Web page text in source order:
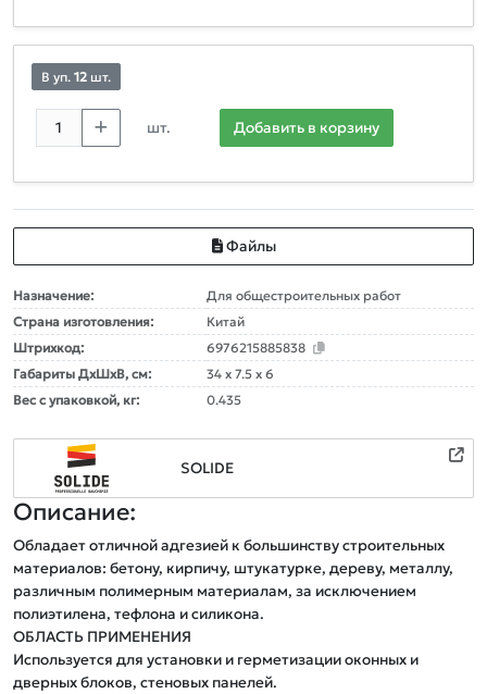
В уп. 12 шт.
шт. Добавить в корзину
Файлы
Назначение:
Для общестроительных работ
Страна изготовления:
Китай
Штрихкод:
6976215885838
Габариты ДxШxВ, см:
34 x 7.5 x 6
Вес с упаковкой, кг:
0.435
SOLIDE
Описание:
Обладает отличной адгезией к большинству строительных
материалов: бетону, кирпичу, штукатурке, дереву, металлу,
различным полимерным материалам, за исключением
полиэтилена, тефлона и силикона.
ОБЛАСТЬ ПРИМЕНЕНИЯ
Используется для установки и герметизации оконных и
дверных блоков, стеновых панелей.